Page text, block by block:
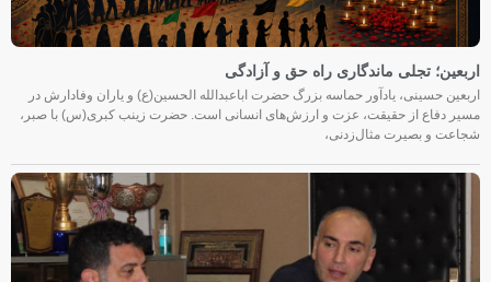
اربعین؛ تجلی ماندگاری راه حق و آزادگی
اربعین حسینی، یادآور حماسه بزرگ حضرت اباعبدالله الحسین(ع) و یاران وفادارش در
مسیر دفاع از حقیقت، عزت و ارزش‌های انسانی است. حضرت زینب کبری(س) با صبر،
شجاعت و بصیرت مثال‌زدنی،